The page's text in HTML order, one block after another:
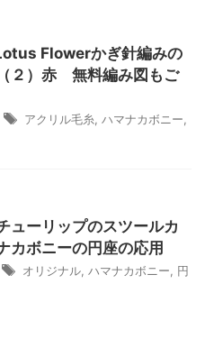
Flowerかぎ針編みの
２）赤 無料編み図もご
アクリル毛糸 ハマナカボニー
ューリップのスツールカ
ボニーの円座の応用
オリジナル ハマナカボニー
円